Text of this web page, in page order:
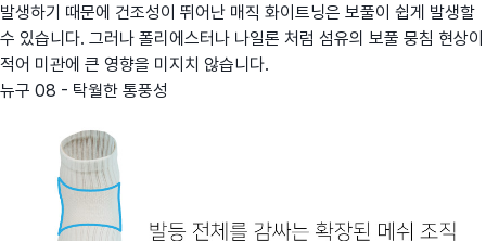
발생하기 때문에 건조성이 뛰어난 매직 화이트닝은 보풀이 쉽게 발생할
수 있습니다. 그러나 폴리에스터나 나일론 처럼 섬유의 보풀 뭉침 현상이
적어 미관에 큰 영향을 미지치 않습니다.
뉴구 08 - 탁월한 통풍성